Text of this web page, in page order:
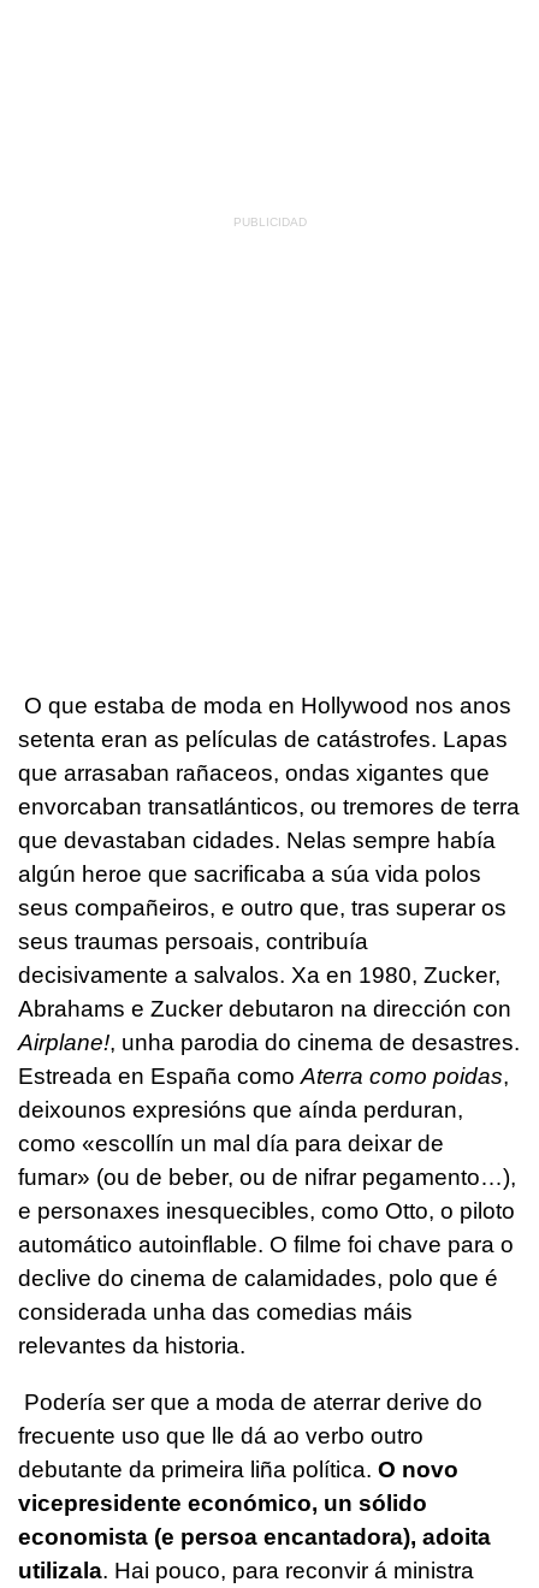
O que estaba de moda en Hollywood nos anos
setenta eran as películas de catástrofes. Lapas
que arrasaban rañaceos, ondas xigantes que
envorcaban transatlánticos, ou tremores de terra
que devastaban cidades. Nelas sempre había
algún heroe que sacrificaba a súa vida polos
seus compañeiros, e outro que, tras superar os
seus traumas persoais, contribuía
decisivamente a salvalos. Xa en 1980, Zucker,
Abrahams e Zucker debutaron na dirección con
Airplane!, unha parodia do cinema de desastres.
Estreada en España como Aterra como poidas,
deixounos expresións que aínda perduran,
como «escollín un mal día para deixar de
fumar» (ou de beber, ou de nifrar pegamento…),
e personaxes inesquecibles, como Otto, o piloto
automático autoinflable. O filme foi chave para o
declive do cinema de calamidades, polo que é
considerada unha das comedias máis
relevantes da historia.
Podería ser que a moda de aterrar derive do
frecuente uso que lle dá ao verbo outro
debutante da primeira liña política. O novo
vicepresidente económico, un sólido
economista (e persoa encantadora), adoita
utilizala. Hai pouco, para reconvir á ministra